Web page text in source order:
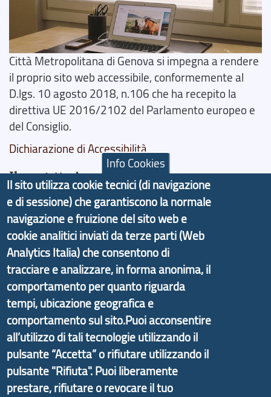
Città Metropolitana di Genova si impegna a rendere
il proprio sito web accessibile, conformemente al
D.lgs. 10 agosto 2018, n.106 che ha recepito la
direttiva UE 2016/2102 del Parlamento europeo e
del Consiglio.
Dichiarazione di Accessibilità
Il progetto Aree Interne
Il portale di marketing territoriale e sviluppo locale
di Genova Città Metropolitana si è sviluppato a
partire dal progetto nazionale Aree Interne
promosso dal Dipartimento per lo Sviluppo
Economico e finalizzato al rilancio socio-economico
delle valli dell’entroterra. In particolare fornisce
informazioni ed aggiornamenti sullaStrategia
d'Area Antola-Tigullio, in collaborazione con Regione
Liguria ed ANCI Liguria.
Info Cookies
Il sito utilizza cookie tecnici (di navigazione
e di sessione) che garantiscono la normale
navigazione e fruizione del sito web e
cookie analitici inviati da terze parti (Web
Analytics Italia) che consentono di
tracciare e analizzare, in forma anonima, il
comportamento per quanto riguarda
tempi, ubicazione geografica e
comportamento sul sito.Puoi acconsentire
all’utilizzo di tali tecnologie utilizzando il
pulsante “Accetta” o rifiutare utilizzando il
pulsante "Rifiuta". Puoi liberamente
prestare, rifiutare o revocare il tuo